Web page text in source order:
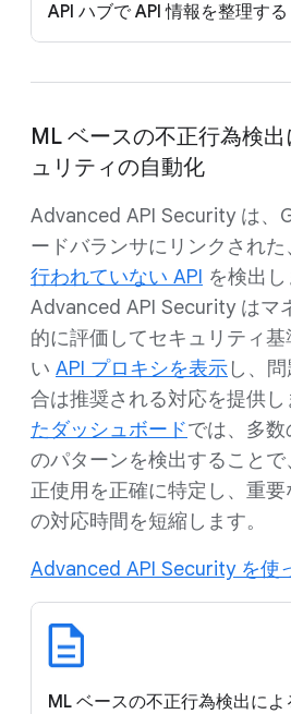
API ハブで API 情報を整理する
ML ベースの不正行為検
ュリティの自動化
Advanced API Security は、
ードバランサにリンクされた
行われていない API を検出し
Advanced API Security はマ
的に評価してセキュリティ
い API プロキシを表示し、
合は推奨される対応を提供し
たダッシュボードでは、多
のパターンを検出すること
正使用を正確に特定し、重
の対応時間を短縮します。
Advanced API Security を使
ML ベースの不正行為検出によ